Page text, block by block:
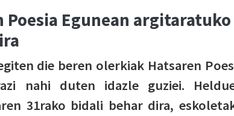
Egunean argitaratuko
die beren olerkiak Hatsaren
nahi duten idazle guziei.
31rako bidali behar dira,